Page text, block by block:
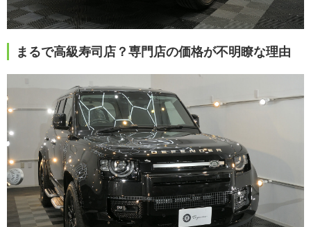
まるで高級寿司店？専門店の価格が不明瞭な理由